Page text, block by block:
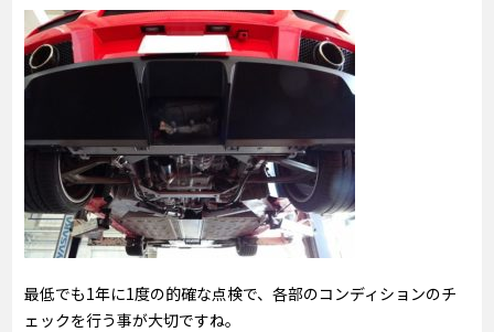
最低でも1年に1度の的確な点検で、各部のコンディションのチ
ェックを行う事が大切ですね。